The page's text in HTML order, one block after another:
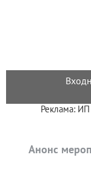
Реклама:
Анонс